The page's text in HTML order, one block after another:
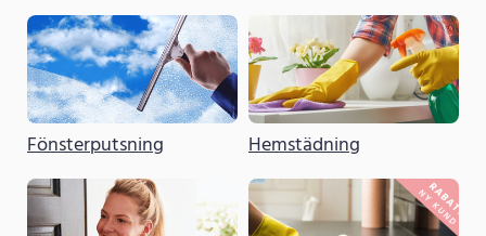
Fönsterputsning Hemstädning